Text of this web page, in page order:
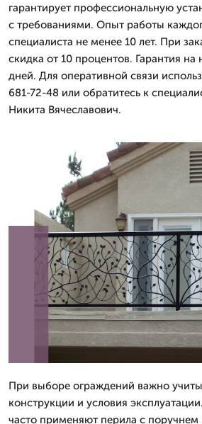
гарантирует профессиональную
с требованиями. Опыт работы
специалиста не менее 10 лет. При
скидка от 10 процентов. Гарантия
дней. Для оперативной связи
681-72-48 или обратитесь к
Никита Вячеславович.
При выборе ограждений важно
конструкции и условия
часто применяют перила с